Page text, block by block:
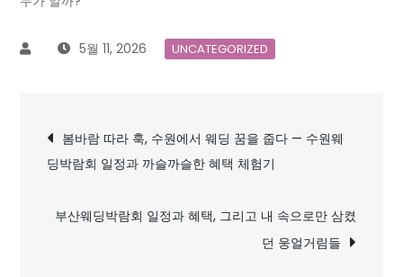
5월 11, 2026 UNCATEGORIZED
글
탐
색
봄바람 따라 훅, 수원에서 웨딩 꿈을 줍다 — 수원웨
딩박람회 일정과 까슬까슬한 혜택 체험기
부산웨딩박람회 일정과 혜택, 그리고 내 속으로만 삼켰
던 웅얼거림들